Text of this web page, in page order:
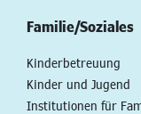
Familie/Soziales
Kinderbetreuung
Kinder und Jugend
Institutionen für